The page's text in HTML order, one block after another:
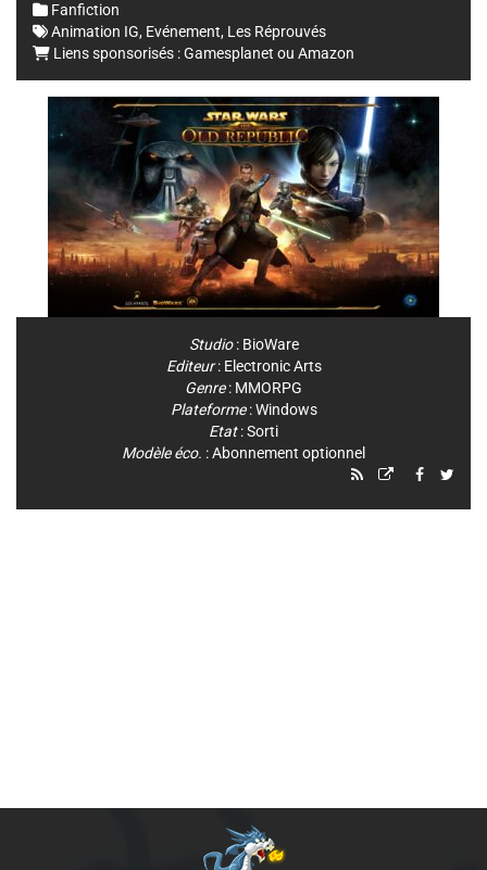
Fanfiction
Animation IG, Evénement, Les Réprouvés
Liens sponsorisés :Gamesplanet ou Amazon
Studio: BioWare
Editeur: Electronic Arts
Genre: MMORPG
Plateforme:Windows
Etat: Sorti
Modèle éco. : Abonnement optionnel